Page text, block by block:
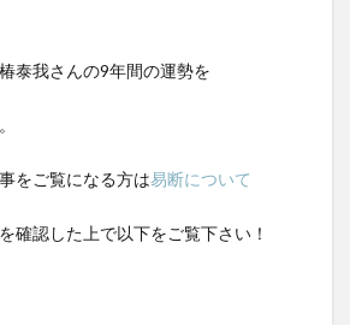
泰我さんの9年間の運勢を
をご覧になる方は易断について
確認した上で以下をご覧下さい！